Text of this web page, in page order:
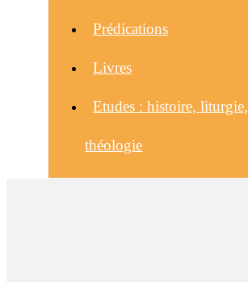
Prédications
Livres
Etudes : histoire, liturgie,
théologie